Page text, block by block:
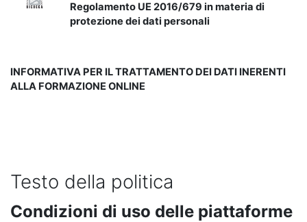
Regolamento UE 2016/679 in materia di
protezione dei dati personali
INFORMATIVA PER IL TRATTAMENTO DEI DATI INERENTI
ALLA FORMAZIONE ONLINE
Testo della politica
Condizioni di uso delle piattaforme